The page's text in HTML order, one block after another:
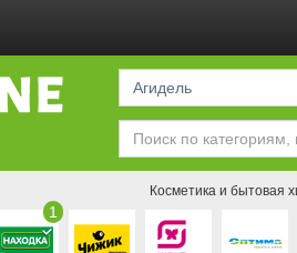
Агидель
1
Косметика и бытовая